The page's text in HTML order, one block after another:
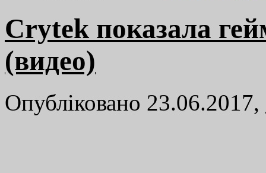
Crytek показала
(видео)
Опубліковано 23.06.2017,